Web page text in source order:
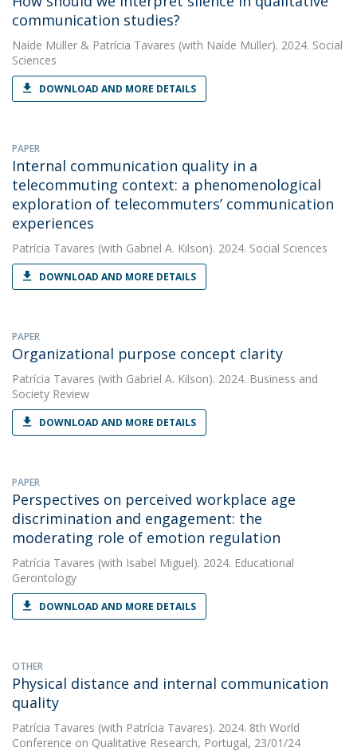
communication studies?
Naíde Müller & Patrícia Tavares (with Naíde Müller). 2024. Social
Sciences
DOWNLOAD AND MORE DETAILS
PAPER
Internal communication quality in a
telecommuting context: a phenomenological
exploration of telecommuters’ communication
experiences
Patrícia Tavares (with Gabriel A. Kilson). 2024. Social Sciences
DOWNLOAD AND MORE DETAILS
PAPER
Organizational purpose concept clarity
Patrícia Tavares (with Gabriel A. Kilson). 2024. Business and
Society Review
DOWNLOAD AND MORE DETAILS
PAPER
Perspectives on perceived workplace age
discrimination and engagement: the
moderating role of emotion regulation
Patrícia Tavares (with Isabel Miguel). 2024. Educational
Gerontology
DOWNLOAD AND MORE DETAILS
OTHER
Physical distance and internal communication
quality
Patrícia Tavares (with Patrícia Tavares). 2024. 8th World
Conference on Qualitative Research, Portugal, 23/01/24